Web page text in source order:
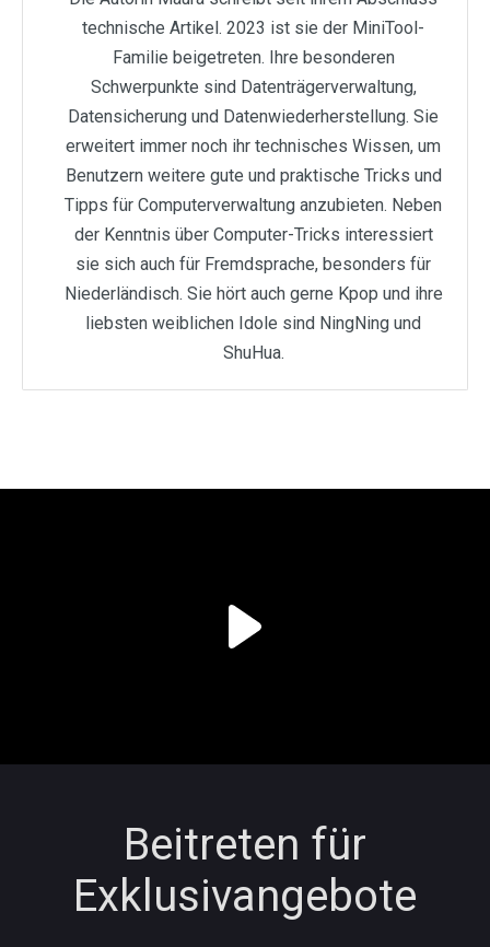
technische Artikel. 2023 ist sie der MiniTool-
Familie beigetreten. Ihre besonderen
Schwerpunkte sind Datenträgerverwaltung,
Datensicherung und Datenwiederherstellung. Sie
erweitert immer noch ihr technisches Wissen, um
Benutzern weitere gute und praktische Tricks und
Tipps für Computerverwaltung anzubieten. Neben
der Kenntnis über Computer-Tricks interessiert
sie sich auch für Fremdsprache, besonders für
Niederländisch. Sie hört auch gerne Kpop und ihre
liebsten weiblichen Idole sind NingNing und
ShuHua.
Beitreten für
Exklusivangebote